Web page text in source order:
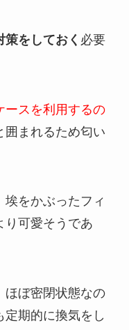
をしておく 必要
ースを利用するの
囲まれるため匂い
をかぶったフィ
り可愛そうであ
ほぼ密閉状態なの
期的に換気をし